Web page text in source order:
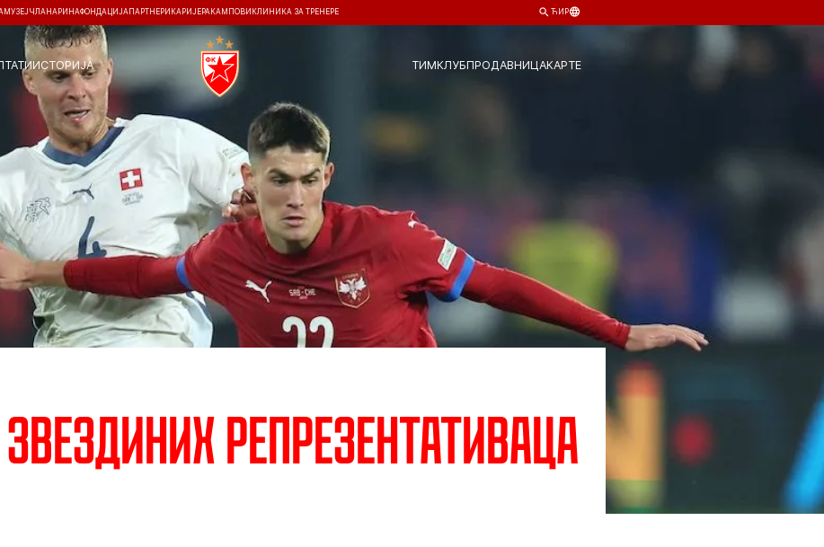
МУЗЕЈ ЧЛАНАРИНАФОНДАЦИЈА ПАРТНЕРИ КАРИЈЕРА КАМПОВИ КЛИНИКА ЗА ТРЕНЕРЕ ЋИР
ИСТОРИЈА ТИМКЛУБПРОДАВНИЦАКАРТЕ
репрезентативаца